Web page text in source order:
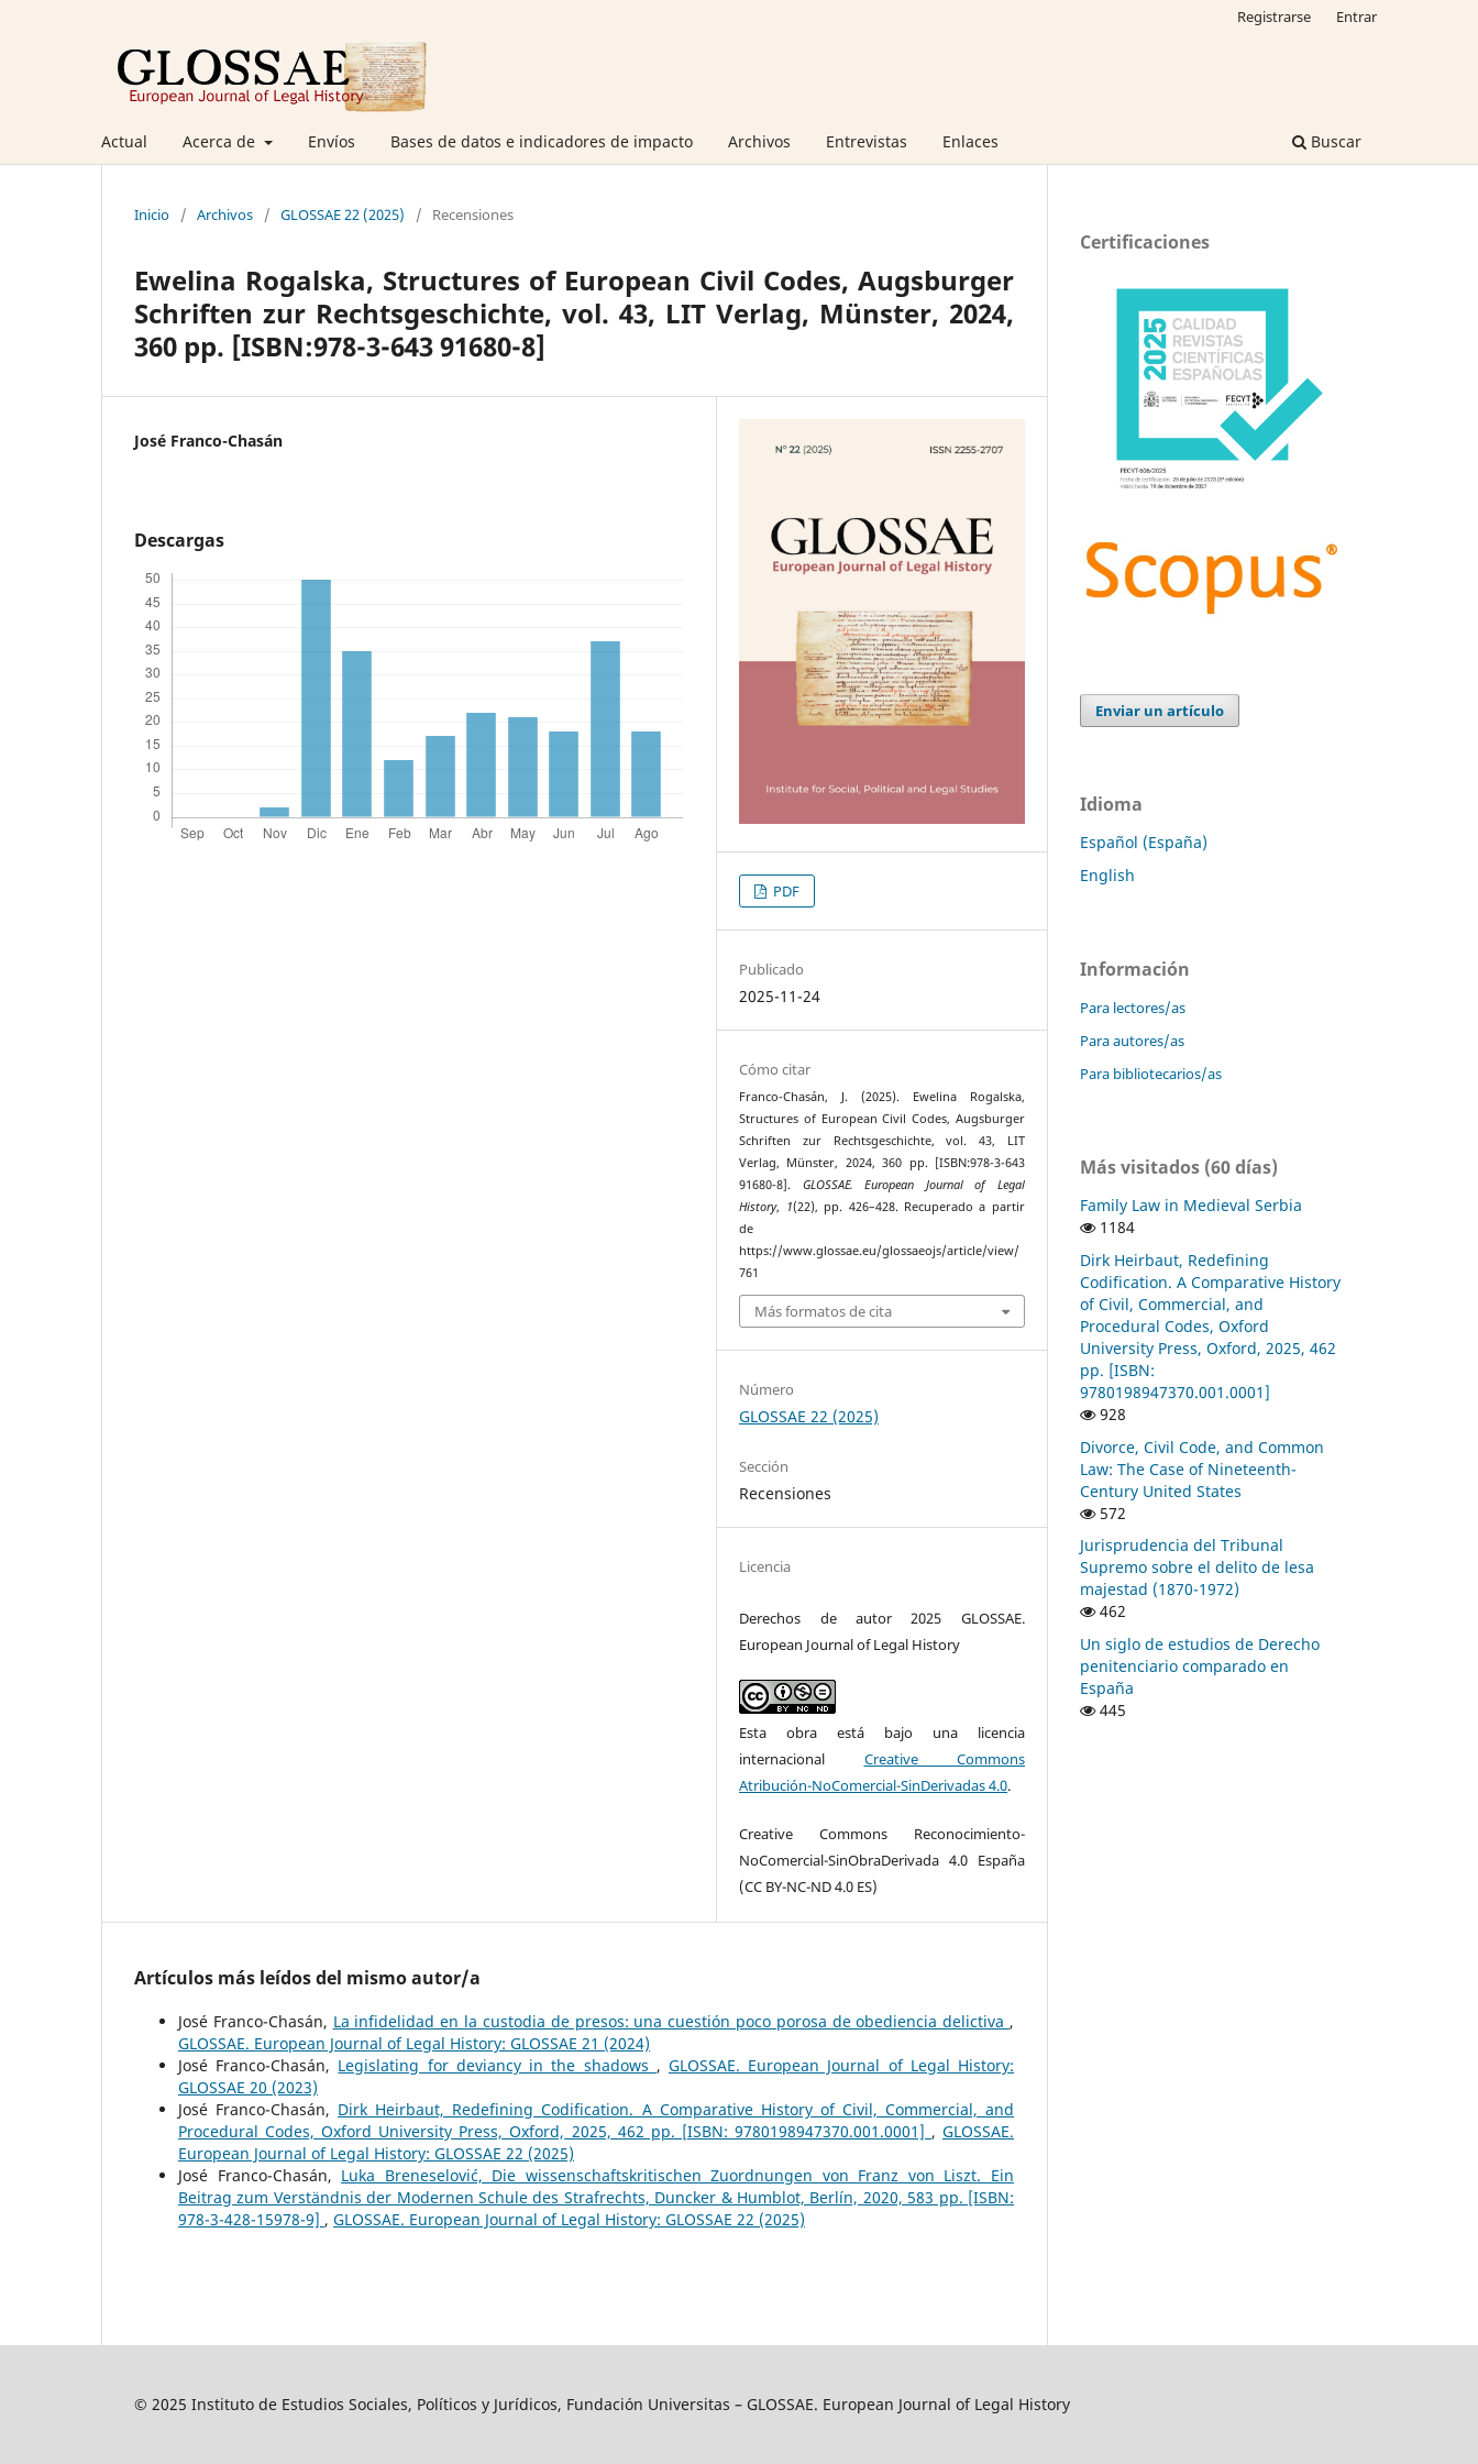
Actual Acerca de Envíos Bases de datos e indicadores de impacto Archivos Entrevistas Enlaces Buscar
Registrarse Entrar
Inicio / Archivos / GLOSSAE 22 (2025) / Recensiones
Ewelina Rogalska, Structures of European Civil Codes, Augsburger
Schriften zur Rechtsgeschichte, vol. 43, LIT Verlag, Münster, 2024,
360 pp. [ISBN:978-3-643 91680-8]
José Franco-Chasán
Descargas
PDF
Publicado
2025-11-24
Cómo citar
Franco-Chasán, J. (2025). Ewelina Rogalska,
Structures of European Civil Codes, Augsburger
Schriften zur Rechtsgeschichte, vol. 43, LIT
Verlag, Münster, 2024, 360 pp. [ISBN:978-3-643
91680-8]. GLOSSAE. European Journal of Legal
History, 1(22), pp. 426–428. Recuperado a partir
de
https://www.glossae.eu/glossaeojs/article/view/
761
Más formatos de cita
Número
GLOSSAE 22 (2025)
Sección
Recensiones
Licencia
Derechos de autor 2025 GLOSSAE.
European Journal of Legal History
Esta obra está bajo una licencia
internacional Creative Commons
Atribución-NoComercial-SinDerivadas 4.0.
Creative Commons Reconocimiento-
NoComercial-SinObraDerivada 4.0 España
(CC BY-NC-ND 4.0 ES)
Artículos más leídos del mismo autor/a
José Franco-Chasán, La infidelidad en la custodia de presos: una cuestión poco porosa de obediencia delictiva ,
GLOSSAE. European Journal of Legal History: GLOSSAE 21 (2024)
José Franco-Chasán, Legislating for deviancy in the shadows , GLOSSAE. European Journal of Legal History:
GLOSSAE 20 (2023)
José Franco-Chasán, Dirk Heirbaut, Redefining Codification. A Comparative History of Civil, Commercial, and
Procedural Codes, Oxford University Press, Oxford, 2025, 462 pp. [ISBN: 9780198947370.001.0001] ,GLOSSAE.
European Journal of Legal History: GLOSSAE 22 (2025)
José Franco-Chasán, Luka Breneselović, Die wissenschaftskritischen Zuordnungen von Franz von Liszt. Ein
Beitrag zum Verständnis der Modernen Schule des Strafrechts, Duncker & Humblot, Berlín, 2020, 583 pp. [ISBN:
978-3-428-15978-9] , GLOSSAE. European Journal of Legal History: GLOSSAE 22 (2025)
Certificaciones
Enviar un artículo
Idioma
Español (España)
English
Información
Para lectores/as
Para autores/as
Para bibliotecarios/as
Más visitados (60 días)
Family Law in Medieval Serbia
1184
Dirk Heirbaut, Redefining
Codification. A Comparative History
of Civil, Commercial, and
Procedural Codes, Oxford
University Press, Oxford, 2025, 462
pp. [ISBN:
9780198947370.001.0001]
928
Divorce, Civil Code, and Common
Law: The Case of Nineteenth-
Century United States
572
Jurisprudencia del Tribunal
Supremo sobre el delito de lesa
majestad (1870-1972)
462
Un siglo de estudios de Derecho
penitenciario comparado en
España
445
© 2025 Instituto de Estudios Sociales, Políticos y Jurídicos, Fundación Universitas – GLOSSAE. European Journal of Legal History